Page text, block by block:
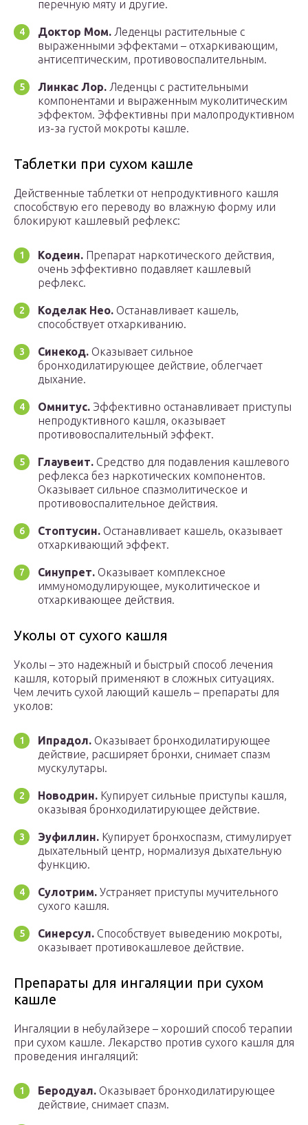
перечную мяту и другие.
Доктор Мом. Леденцы растительные с
выраженными эффектами – отхаркивающим,
антисептическим, противовоспалительным.
Линкас Лор. Леденцы с растительными
компонентами и выраженным муколитическим
эффектом. Эффективны при малопродуктивном
из-за густой мокроты кашле.
Таблетки при сухом кашле
Действенные таблетки от непродуктивного кашля
способствую его переводу во влажную форму или
блокируют кашлевый рефлекс:
Кодеин. Препарат наркотического действия,
очень эффективно подавляет кашлевый
рефлекс.
Коделак Нео. Останавливает кашель,
способствует отхаркиванию.
Синекод. Оказывает сильное
бронходилатирующее действие, облегчает
дыхание.
Омнитус. Эффективно останавливает приступы
непродуктивного кашля, оказывает
противовоспалительный эффект.
Глаувеит. Средство для подавления кашлевого
рефлекса без наркотических компонентов.
Оказывает сильное спазмолитическое и
противовоспалительное действия.
Стоптусин. Останавливает кашель, оказывает
отхаркивающий эффект.
Синупрет. Оказывает комплексное
иммуномодулирующее, муколитическое и
отхаркивающее действия.
Уколы от сухого кашля
Уколы – это надежный и быстрый способ лечения
кашля, который применяют в сложных ситуациях.
Чем лечить сухой лающий кашель – препараты для
уколов:
Ипрадол. Оказывает бронходилатирующее
действие, расширяет бронхи, снимает спазм
мускулутары.
Новодрин. Купирует сильные приступы кашля,
оказывая бронходилатирующее действие.
Эуфиллин. Купирует бронхоспазм, стимулирует
дыхательный центр, нормализуя дыхательную
функцию.
Сулотрим. Устраняет приступы мучительного
сухого кашля.
Синерсул. Способствует выведению мокроты,
оказывает противокашлевое действие.
Препараты для ингаляции при сухом
кашле
Ингаляции в небулайзере – хороший способ терапии
при сухом кашле. Лекарство против сухого кашля для
проведения ингаляций:
Беродуал. Оказывает бронходилатирующее
действие, снимает спазм.